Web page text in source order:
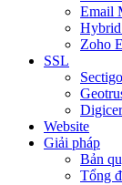
Email
Zoho
SSL
Website
Giải pháp
Bản
Tổng